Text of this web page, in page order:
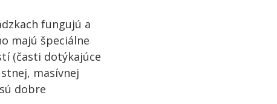
fungujú a
majú špeciálne
(časti dotýkajúce
masívnej
dobre